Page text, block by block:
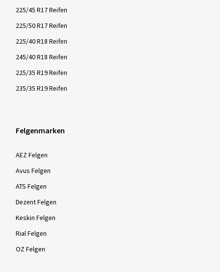
225/45 R17 Reifen
225/50 R17 Reifen
225/40 R18 Reifen
245/40 R18 Reifen
225/35 R19 Reifen
235/35 R19 Reifen
Felgenmarken
AEZ Felgen
Avus Felgen
ATS Felgen
Dezent Felgen
Keskin Felgen
Rial Felgen
OZ Felgen